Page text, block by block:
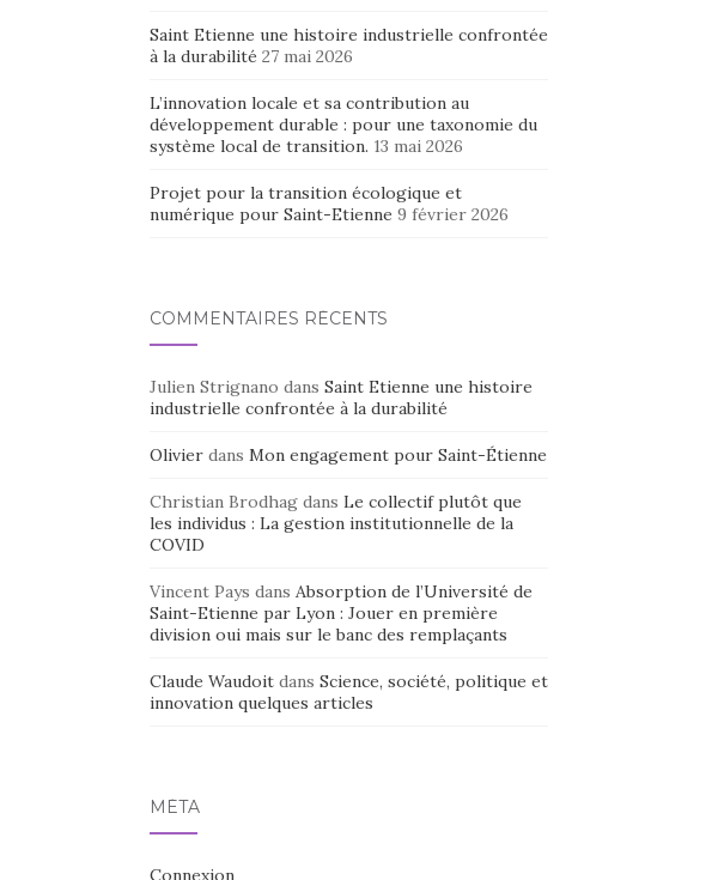
Saint Etienne une histoire industrielle confrontée
à la durabilité 27 mai 2026
L’innovation locale et sa contribution au
développement durable : pour une taxonomie du
système local de transition. 13 mai 2026
Projet pour la transition écologique et
numérique pour Saint-Etienne 9 février 2026
COMMENTAIRES RÉCENTS
Julien Strignano dans Saint Etienne une histoire
industrielle confrontée à la durabilité
Olivierdans Mon engagement pour Saint-Étienne
Christian Brodhagdans Le collectif plutôt que
les individus : La gestion institutionnelle de la
COVID
Vincent Pays dans Absorption de l’Université de
Saint-Etienne par Lyon : Jouer en première
division oui mais sur le banc des remplaçants
Claude Waudoitdans Science, société, politique et
innovation quelques articles
MÉTA
Connexion